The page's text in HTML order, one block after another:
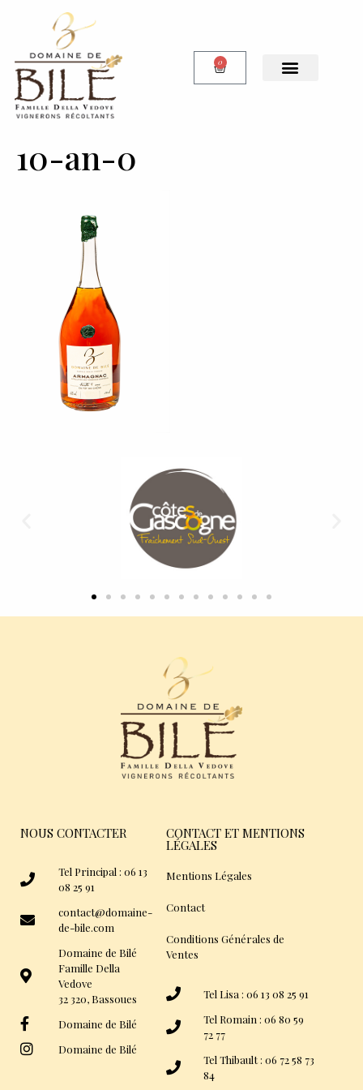
0
10-an-0
NOUS CONTACTER
Tel Principal : 06 13
08 25 91
contact@domaine-
de-bile.com
Domaine de Bilé
Famille Della
Vedove
32 320, Bassoues
Domaine de Bilé
Domaine de Bilé
CONTACT ET MENTIONS
LÉGALES
Mentions Légales
Contact
Conditions Générales de
Ventes
Tel Lisa : 06 13 08 25 91
Tel Romain : 06 80 59
72 77
Tel Thibault : 06 72 58 73
84